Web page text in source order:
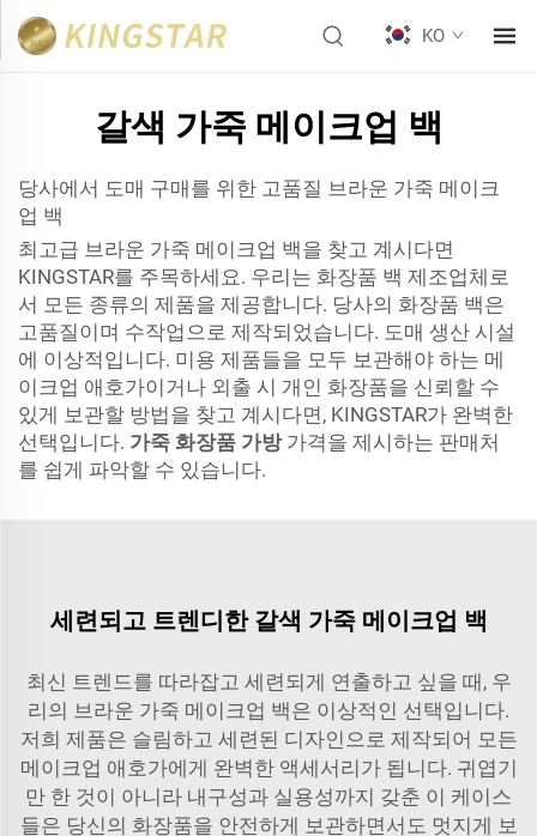
KO
갈색 가죽 메이크업 백
당사에서 도매 구매를 위한 고품질 브라운 가죽 메이크
업 백
최고급 브라운 가죽 메이크업 백을 찾고 계시다면
KINGSTAR를 주목하세요. 우리는 화장품 백 제조업체로
서 모든 종류의 제품을 제공합니다. 당사의 화장품 백은
고품질이며 수작업으로 제작되었습니다. 도매 생산 시설
에 이상적입니다. 미용 제품들을 모두 보관해야 하는 메
이크업 애호가이거나 외출 시 개인 화장품을 신뢰할 수
있게 보관할 방법을 찾고 계시다면, KINGSTAR가 완벽한
선택입니다. 가죽 화장품 가방 가격을 제시하는 판매처
를 쉽게 파악할 수 있습니다.
세련되고 트렌디한 갈색 가죽 메이크업 백
최신 트렌드를 따라잡고 세련되게 연출하고 싶을 때, 우
리의 브라운 가죽 메이크업 백은 이상적인 선택입니다.
저희 제품은 슬림하고 세련된 디자인으로 제작되어 모든
메이크업 애호가에게 완벽한 액세서리가 됩니다. 귀엽기
만 한 것이 아니라 내구성과 실용성까지 갖춘 이 케이스
들은 당신의 화장품을 안전하게 보관하면서도 멋지게 보